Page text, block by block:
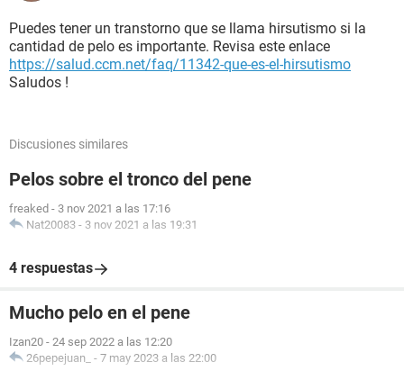
Puedes tener un transtorno que se llama hirsutismo si la
cantidad de pelo es importante. Revisa este enlace
https://salud.ccm.net/faq/11342-que-es-el-hirsutismo
Saludos !
Discusiones similares
Pelos sobre el tronco del pene
freaked - 3 nov 2021 a las 17:16
Nat20083 - 3 nov 2021 a las 19:31
4 respuestas
Mucho pelo en el pene
Izan20 - 24 sep 2022 a las 12:20
26pepejuan_ - 7 may 2023 a las 22:00